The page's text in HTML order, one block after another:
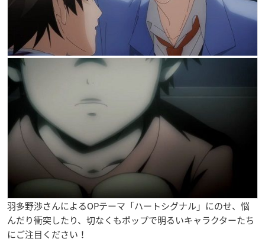
羽多野渉さんによるOPテーマ「ハートシグナル」にのせ、悩
んだり衝突したり、切なくもポップで明るいキャラクターたち
にご注目ください！